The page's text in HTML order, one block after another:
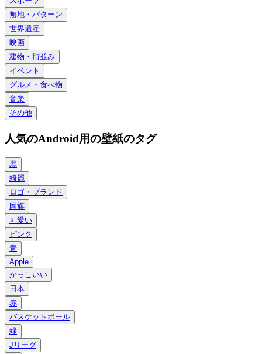
無地・パターン
世界遺産
映画
建物・街並み
イベント
グルメ・食べ物
音楽
その他
人気のAndroid用の壁紙のタグ
黒
綺麗
ロゴ・ブランド
国旗
可愛い
ピンク
青
Apple
かっこいい
日本
赤
バスケットボール
緑
Jリーグ